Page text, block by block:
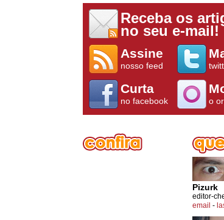
Receba os
no seu e-mail!
Assine
nosso feed
Curta
no facebook o
Pizurk
editor-
email -